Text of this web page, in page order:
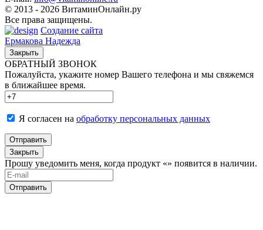
© 2013 - 2026 ВитаминОнлайн.ру
Все права защищены.
Создание сайта
Ермакова Надежда
Закрыть
ОБРАТНЫЙ ЗВОНОК
Пожалуйста, укажите номер Вашего телефона и мы свяжемся
в ближайшее время.
Я согласен на обработку персональных данных
Отправить
Закрыть
Прошу уведомить меня, когда продукт «» появится в наличии.
Отправить